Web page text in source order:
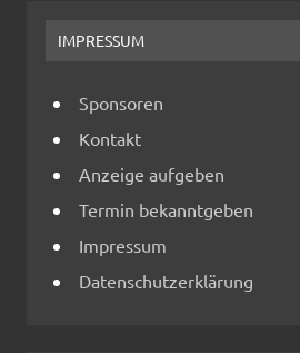
IMPRESSUM
Sponsoren
Kontakt
Anzeige aufgeben
Termin bekanntgeben
Impressum
Datenschutzerklärung